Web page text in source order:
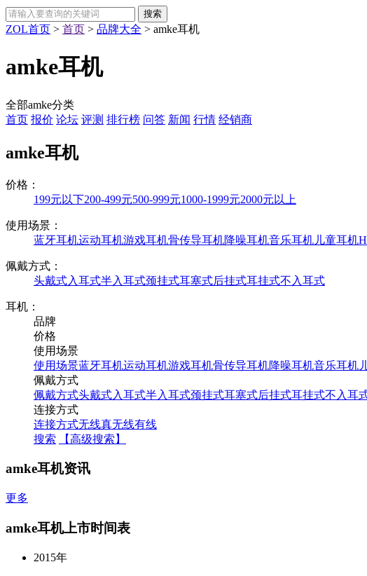
ZOL首页 > 首页 > 品牌大全 > amke耳机
amke耳机
全部amke分类
首页 报价 论坛 评测 排行榜 问答 新闻 行情 经销商
amke耳机
价格：
199元以下200-499元500-999元1000-1999元2000元以上
使用场景：
蓝牙耳机运动耳机游戏耳机骨传导耳机降噪耳机音乐耳机 儿童耳机
佩戴方式：
头戴式入耳式半入耳式颈挂式耳塞式后挂式耳挂式不入耳式
耳机：
品牌
价格
使用场景
使用场景蓝牙耳机运动耳机游戏耳机骨传导耳机降噪耳机音乐耳机
佩戴方式
佩戴方式头戴式入耳式半入耳式颈挂式耳塞式后挂式耳挂式不入耳
连接方式
连接方式无线真无线有线
搜索
【高级搜索】
amke耳机资讯
更多
amke耳机上市时间表
2015年